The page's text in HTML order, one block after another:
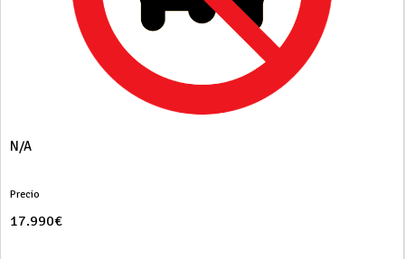
N/A
Precio
17.990€